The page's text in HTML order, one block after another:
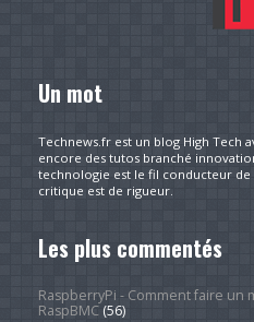
Un mot
Technews.fr est un blog High Tech
encore des tutos branché
technologie est le fil conducteur de
critique est de rigueur.
Les plus commentés
RaspberryPi - Comment faire un
RaspBMC(56)